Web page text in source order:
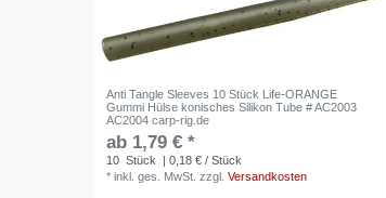
Anti Tangle Sleeves 10 Stück Life-ORANGE
Gummi Hülse konisches Silikon Tube # AC2003
AC2004 carp-rig.de
ab 1,79 € *
10 Stück
| 0,18 € / Stück
*inkl. ges. MwSt. zzgl.Versandkosten